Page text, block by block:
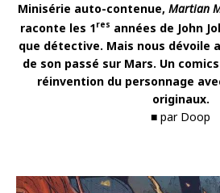
Minisérie auto-contenue, Martian
raconte les 1res années de John
que détective. Mais nous dévoile
de son passé sur Mars. Un
réinvention du personnage
originaux.
■ par Doop